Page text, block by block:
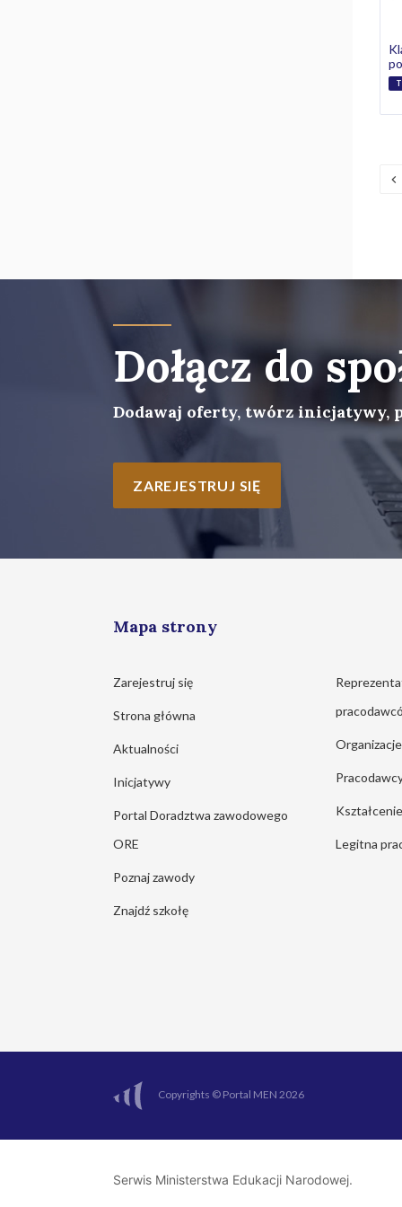
Dołącz do
Dodawaj oferty, twórz inicjatywy,
ZAREJESTRUJ SIĘ
Mapa strony
Zarejestruj się
Strona główna
Aktualności
Inicjatywy
Portal Doradztwa zawodowego
ORE
Poznaj zawody
Znajdź szkołę
Legitna
Copyrights © Portal MEN 2026
Serwis Ministerstwa Edukacji Narodowej.